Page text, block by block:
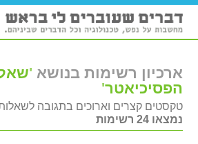
ארכיון רשימות בנושא '
הפסיכיאטר'
טקסטים קצרים וארוכים בתגובה
נמצאו 24 רשימות